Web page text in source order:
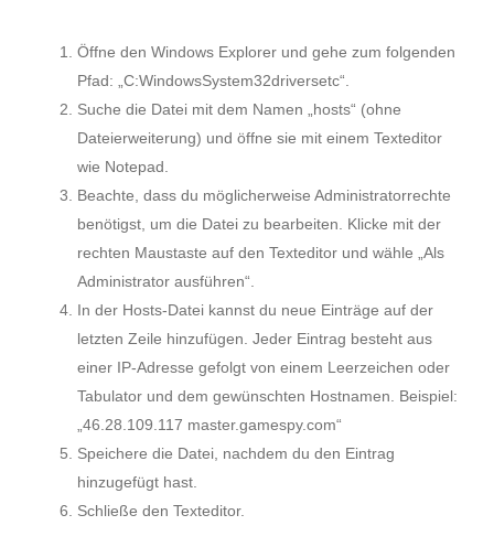
Öffne den Windows Explorer und gehe zum folgenden
Pfad: „C:WindowsSystem32driversetc“.
Suche die Datei mit dem Namen „hosts“ (ohne
Dateierweiterung) und öffne sie mit einem Texteditor
wie Notepad.
Beachte, dass du möglicherweise Administratorrechte
benötigst, um die Datei zu bearbeiten. Klicke mit der
rechten Maustaste auf den Texteditor und wähle „Als
Administrator ausführen“.
In der Hosts-Datei kannst du neue Einträge auf der
letzten Zeile hinzufügen. Jeder Eintrag besteht aus
einer IP-Adresse gefolgt von einem Leerzeichen oder
Tabulator und dem gewünschten Hostnamen. Beispiel:
„46.28.109.117 master.gamespy.com“
Speichere die Datei, nachdem du den Eintrag
hinzugefügt hast.
Schließe den Texteditor.